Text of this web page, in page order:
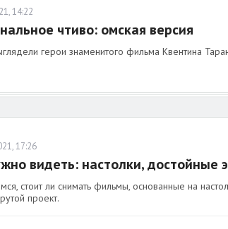
14:22
чтиво: омская версия
герои знаменитого фильма Квентина
17:26
видеть: настолки, достойные
стоит ли снимать фильмы, основанные на
проект.